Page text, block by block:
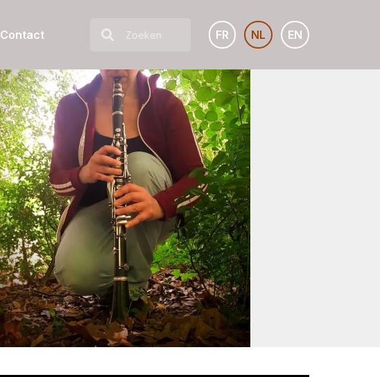
Contact FR NL EN